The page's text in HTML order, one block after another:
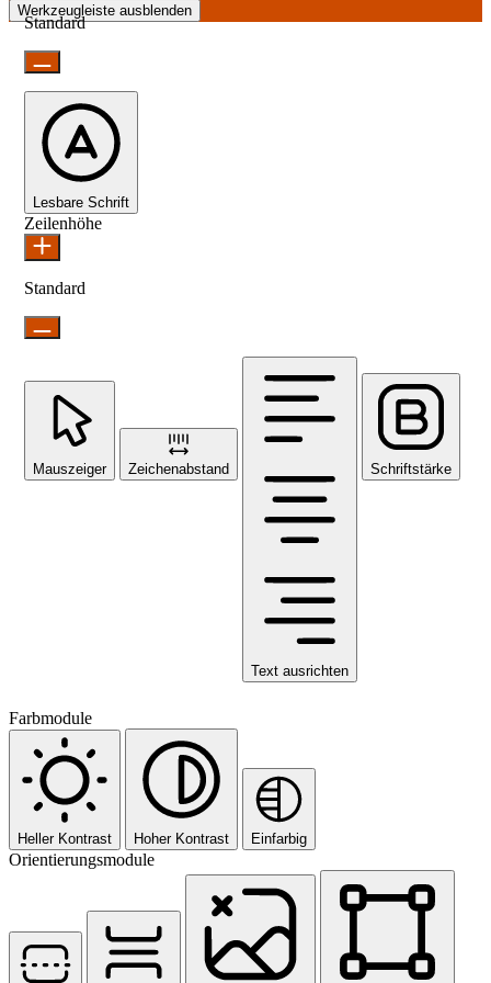
Werkzeugleiste ausblenden
Standard
Lesbare Schrift
Zeilenhöhe
Standard
Mauszeiger Zeichenabstand
Text ausrichten
Schriftstärke
Farbmodule
Heller Kontrast Hoher Kontrast Einfarbig
Orientierungsmodule